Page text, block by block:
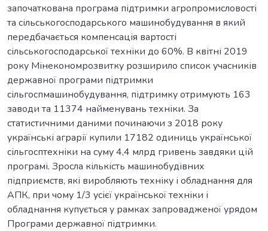
започаткована програма підтримки агропромисловості
та сільськогосподарського машинобудування в який
передбачається компенсація вартості
сільськогосподарської техніки до 60%. В квітні 2019
року Мінекономрозвитку розширило список учасників
державної програми підтримки
сільгоспмашинобудування, підтримку отримують 163
заводи та 11374 найменувань техніки. За
статистичними даними починаючи з 2018 року
українські аграрії купили 17182 одиниць української
сільгосптехніки на суму 4,4 млрд гривень завдяки цій
програмі. Зросла кількість машинобудівних
підприємств, які виробляють техніку і обладнання для
АПК, при чому 1/3 усієї української техніки і
обладнання купується у рамках запровадженої урядом
Програми державної підтримки.